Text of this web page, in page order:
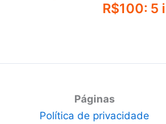
R$100: 5
Páginas
Política de privacidade